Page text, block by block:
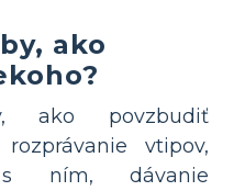
ako
ako povzbudiť
vtipov,
ním, dávanie